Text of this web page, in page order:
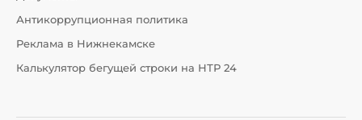
Антикоррупционная политика
Реклама в Нижнекамске
Калькулятор бегущей строки на НТР 24